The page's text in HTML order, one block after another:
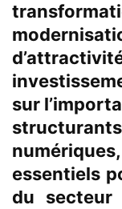
sur
essentiels
du secteur